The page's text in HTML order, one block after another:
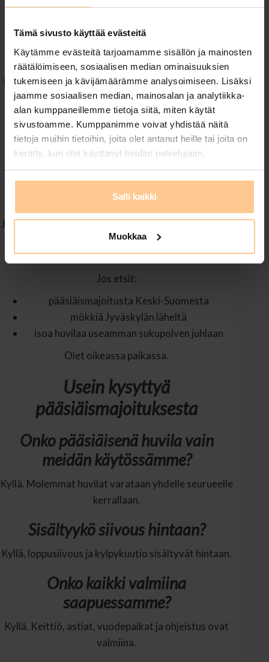
Tämä sivusto käyttää evästeitä
Käytämme evästeitä tarjoamamme sisällön ja mainosten
räätälöimiseen, sosiaalisen median ominaisuuksien
tukemiseen ja kävijämäärämme analysoimiseen. Lisäksi
jaamme sosiaalisen median, mainosalan ja analytiikka-
alan kumppaneillemme tietoja siitä, miten käytät
sivustoamme. Kumppanimme voivat yhdistää näitä
tietoja muihin tietoihin, joita olet antanut heille tai joita on
kerätty, kun olet käyttänyt heidän palvelujaan.
Salli kaikki
Muokkaa
Muurame (Keski-Suomi)
Tähti-Huviloiden isoimmat huvilat sijaitsevat
Riihivuoressa, Muuramessa, vain lyhyen ajomatkan
päässä Jyväskylästä. Alue tarjoaa keväisiä
ulkoilumahdollisuuksia, luontopolkuja ja
monipuolisia aktiviteetteja ympäri vuoden.
Riihivuoren alueella voit nauttia luonnosta ja
palveluista,
kuten
tapahtumista.
Jos haluat tutustua laajemmin alueen nähtävyyksiin,
tapahtumiin ja matkailuvinkkeihin, löydät lisää
inspiraatiotaVisit Jyväskylä Regionin sivuilta.
Jos etsit:
pääsiäismajoitusta Keski-Suomesta
mökkiä Jyväskylän läheltä
isoa huvilaa useamman sukupolven juhlaan
Olet oikeassa paikassa.
Usein kysyttyä
pääsiäismajoituksesta
Onko pääsiäisenä huvila vain
meidän käytössämme?
Kyllä. Molemmat huvilat varataan yhdelle seurueelle
kerrallaan.
Sisältyykö siivous hintaan?
Kyllä, loppusiivous ja kylpykuutio sisältyvät hintaan.
Onko kaikki valmiina
saapuessamme?
Kyllä. Keittiö, astiat, vuodepaikat ja ohjeistus ovat
valmiina.